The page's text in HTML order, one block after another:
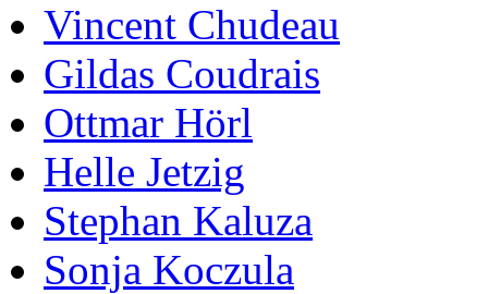
Vincent Chudeau
Gildas Coudrais
Ottmar Hörl
Helle Jetzig
Stephan Kaluza
Sonja Koczula